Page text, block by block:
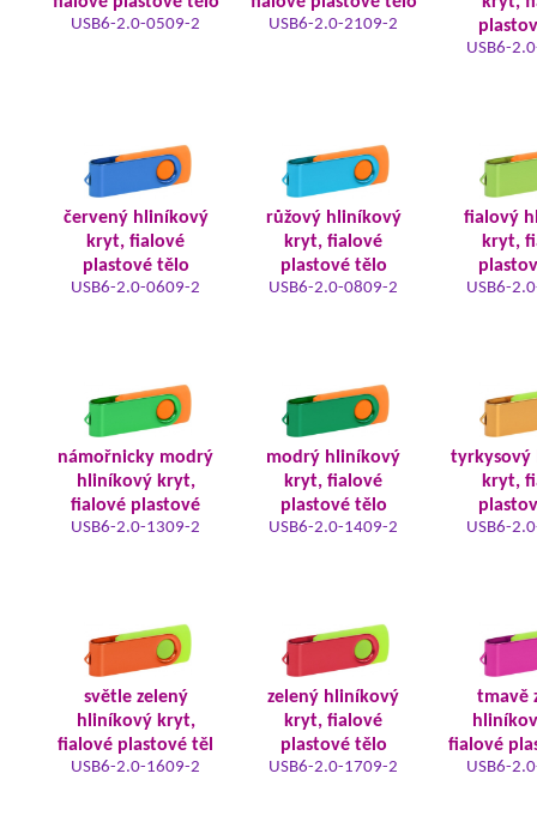
USB6-2.0-0509-2 USB6-2.0-2109-2
USB6-
červený hliníkový
kryt, fialové
plastové tělo
USB6-2.0-0609-2
růžový hliníkový
kryt, fialové
plastové tělo
USB6-2.0-0809-2
fialový
kryt,
USB6-
námořnicky modrý
hliníkový kryt,
fialové plastové
USB6-2.0-1309-2
modrý hliníkový
kryt, fialové
plastové tělo
USB6-2.0-1409-2
tyrkysový
kryt,
USB6-
světle zelený
hliníkový kryt,
fialové plastové těl
USB6-2.0-1609-2
zelený hliníkový
kryt, fialové
plastové tělo
USB6-2.0-1709-2
tmavě
fialové
USB6-